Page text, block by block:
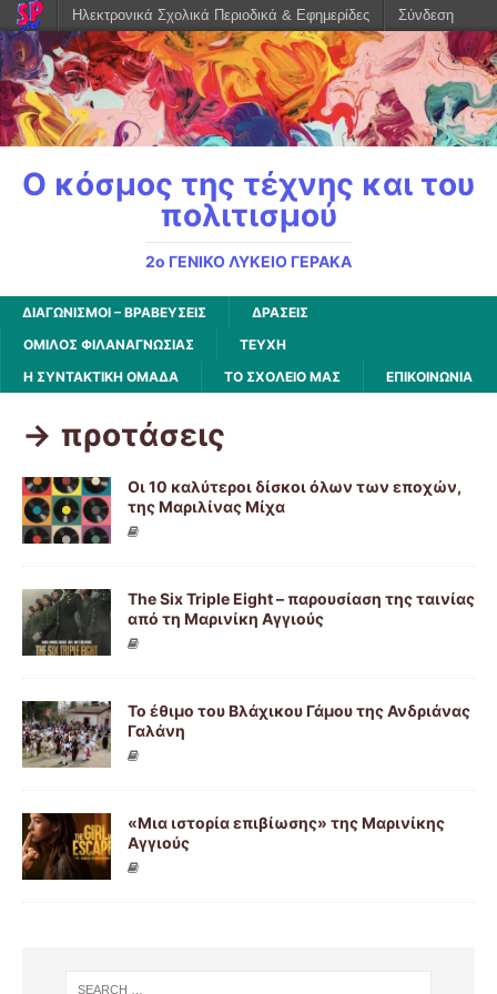
Ο κόσμος της τέχνης και του
πολιτισμού
2ο ΓΕΝΙΚΟ ΛΥΚΕΙΟ ΓΕΡΑΚΑ
ΔΙΑΓΩΝΙΣΜΟΙ – ΒΡΑΒΕΥΣΕΙΣ
ΔΡΑΣΕΙΣ
ΌΜΙΛΟΣ ΦΙΛΑΝΑΓΝΩΣΊΑΣ
ΤΕΥΧΗ
Η ΣΥΝΤΑΚΤΙΚΗ ΟΜΑΔΑ
ΤΟ ΣΧΟΛΕΙΟ ΜΑΣ ΕΠΙΚΟΙΝΩΝΙΑ
-> προτάσεις
Οι 10 καλύτεροι δίσκοι όλων των εποχών,
της Μαριλίνας Μίχα
The Six Triple Eight – παρουσίαση της ταινίας
από τη Μαρινίκη Αγγιούς
Το έθιμο του Βλάχικου Γάμου της Ανδριάνας
Γαλάνη
«Μια ιστορία επιβίωσης» της Μαρινίκης
Αγγιούς
Ηλεκτρονικά Σχολικά Περιοδικά & Εφημερίδες Σύνδεση